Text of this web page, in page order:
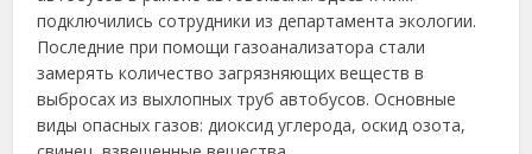
подключились сотрудники из департамента экологии.
Последние при помощи газоанализатора стали
замерять количество загрязняющих веществ в
выбросах из выхлопных труб автобусов. Основные
виды опасных газов: диоксид углерода, оскид озота,